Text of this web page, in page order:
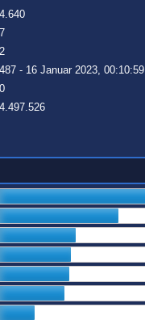
4.640
7
2
487 - 16 Januar 2023, 00:10:59
0
4.497.526